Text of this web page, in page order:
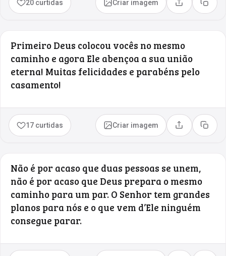
20 curtidas Criar imagem Compartilhar
Copiar
Primeiro Deus colocou vocês no mesmo
caminho e agora Ele abençoa a sua união
eterna! Muitas felicidades e parabéns pelo
casamento!
17 curtidas Criar imagem Compartilhar
Copiar
Não é por acaso que duas pessoas se unem,
não é por acaso que Deus prepara o mesmo
caminho para um par. O Senhor tem grandes
planos para nós e o que vem d’Ele ninguém
consegue parar.